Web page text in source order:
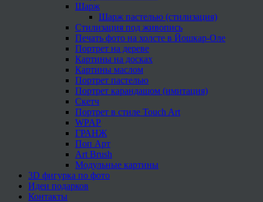
Шарж
Шарж пастелью (стилизация)
Стилизация под живопись
Печать фото на холсте в Йошкар-Оле
Портрет на дереве
Картины на досках
Картины маслом
Портрет пастелью
Портрет карандашом (имитация)
Скетч
Портрет в стиле Touch Art
WPAP
ГРАНЖ
Поп Арт
Art Brush
Модульные картины
3D фигурка по фото
Идеи подарков
Контакты